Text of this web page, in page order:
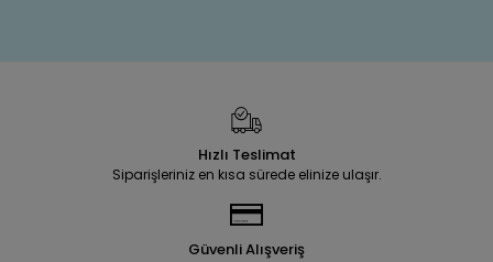
Hızlı Teslimat
Siparişleriniz en kısa sürede elinize ulaşır.
Güvenli Alışveriş